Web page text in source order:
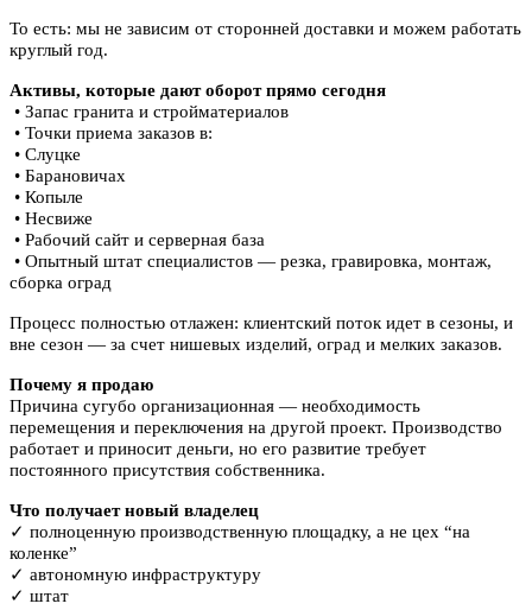
То есть: мы не зависим от сторонней доставки и можем работать
круглый год.
Активы, которые дают оборот прямо сегодня
• Запас гранита и стройматериалов
• Точки приема заказов в:
• Слуцке
• Барановичах
• Копыле
• Несвиже
• Рабочий сайт и серверная база
• Опытный штат специалистов — резка, гравировка, монтаж,
сборка оград
Процесс полностью отлажен: клиентский поток идет в сезоны, и
вне сезон — за счет нишевых изделий, оград и мелких заказов.
Почему я продаю
Причина сугубо организационная — необходимость
перемещения и переключения на другой проект. Производство
работает и приносит деньги, но его развитие требует
постоянного присутствия собственника.
Что получает новый владелец
✓ полноценную производственную площадку, а не цех “на
коленке”
✓ автономную инфраструктуру
✓ штат